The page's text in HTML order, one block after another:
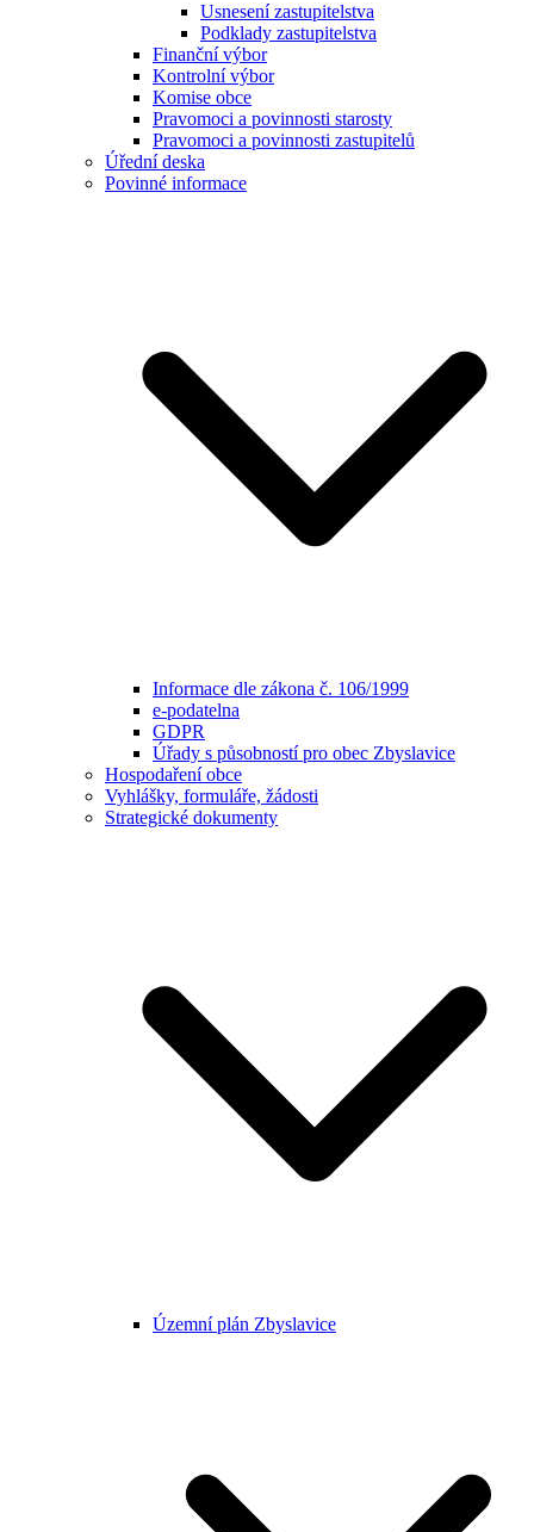
Usnesení zastupitelstva
Podklady zastupitelstva
Finanční výbor
Kontrolní výbor
Komise obce
Pravomoci a povinnosti starosty
Pravomoci a povinnosti zastupitelů
Úřední deska
Povinné informace
Informace dle zákona č. 106/1999
e-podatelna
GDPR
Úřady s působností pro obec Zbyslavice
Hospodaření obce
Vyhlášky, formuláře, žádosti
Strategické dokumenty
Územní plán Zbyslavice